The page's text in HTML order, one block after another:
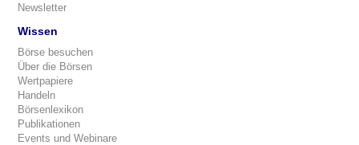
Newsletter
Wissen
Börse besuchen
Über die Börsen
Wertpapiere
Handeln
Börsenlexikon
Publikationen
Events und Webinare